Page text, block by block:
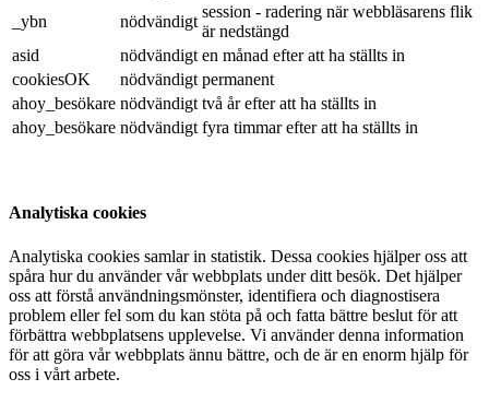
_ybn
nödvändigt
session - radering när webbläsarens flik
är nedstängd
asid
nödvändigt en månad efter att ha ställts in
cookiesOK
nödvändigt permanent
ahoy_besökare nödvändigt två år efter att ha ställts in
ahoy_besökare nödvändigt fyra timmar efter att ha ställts in
Analytiska cookies
Analytiska cookies samlar in statistik. Dessa cookies hjälper oss att
spåra hur du använder vår webbplats under ditt besök. Det hjälper
oss att förstå användningsmönster, identifiera och diagnostisera
problem eller fel som du kan stöta på och fatta bättre beslut för att
förbättra webbplatsens upplevelse. Vi använder denna information
för att göra vår webbplats ännu bättre, och de är en enorm hjälp för
oss i vårt arbete.